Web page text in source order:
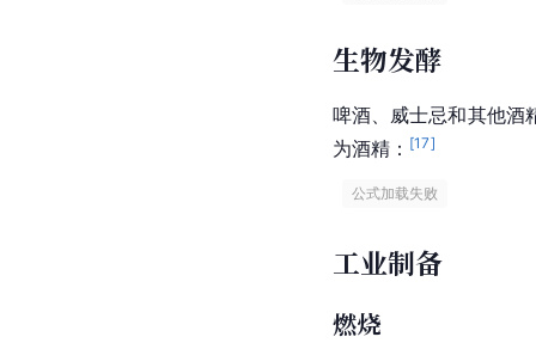
生物发酵
啤酒、威士忌和其他酒
为酒精 ： [17]
公式加载失败
工业制备
燃烧